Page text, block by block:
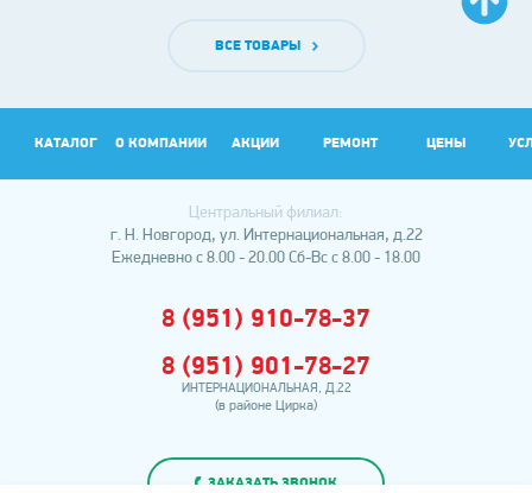
ВСЕ ТОВАРЫ
КАТАЛОГ О КОМПАНИИ АКЦИИ РЕМОНТ ЦЕНЫ
Центральный филиал:
г. Н. Новгород, ул. Интернациональная, д.22
Ежедневно с 8.00 - 20.00Сб-Вс с 8.00 - 18.00
8 (951) 910-78-37
8 (951) 901-78-27
ИНТЕРНАЦИОНАЛЬНАЯ, Д.22
(в районе Цирка)
ЗАКАЗАТЬ ЗВОНОК